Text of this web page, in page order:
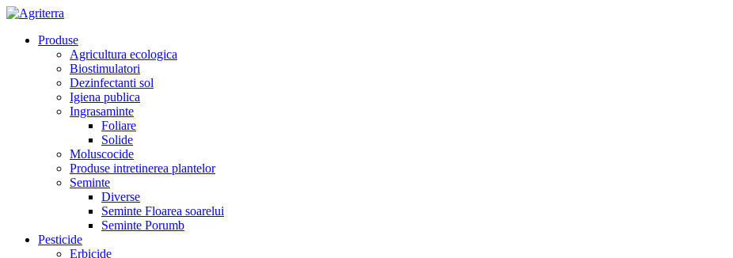
Produse
Agricultura ecologica
Biostimulatori
Dezinfectanti sol
Igiena publica
Ingrasaminte
Foliare
Solide
Moluscocide
Produse intretinerea plantelor
Seminte
Diverse
Seminte Floarea soarelui
Seminte Porumb
Pesticide
Erbicide